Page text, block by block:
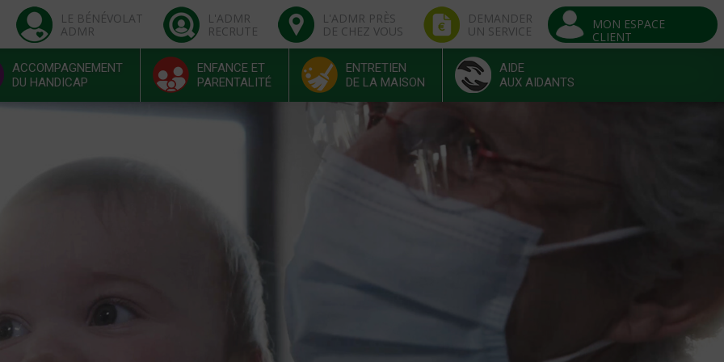
LE BÉNÉVOLAT
ADMR
L'ADMR
RECRUTE
L'ADMR PRÈS
DE CHEZ VOUS
DEMANDER
UN SERVICE
MON ESPACE
CLIENT
ACCOMPAGNEMENT
DU HANDICAP
ENFANCE ET
PARENTALITÉ
ENTRETIEN
DE LA MAISON
AIDE
AUX AIDANTS